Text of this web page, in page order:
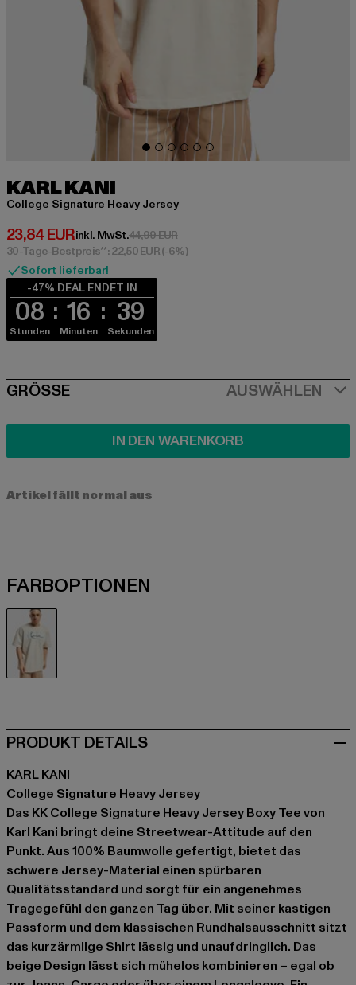
KARL KANI
College Signature Heavy Jersey
23,84 EUR
Derzeitiger Preis: 23,84 EUR
inkl. MwSt.44,99 EURAktionspreis: 44,99 EUR
30-Tage-Bestpreis**: 22,50 EUR(-6%)
Sofort lieferbar!
-47% DEAL ENDET IN
08
Stunden
16
Minuten
39
Sekunden
SIZE
GRÖSSE AUSWÄHLEN
IN DEN WARENKORB
Artikel fällt normal aus
FARBOPTIONEN
PRODUKT DETAILS
KARL KANI
College Signature Heavy Jersey
Das KK College Signature Heavy Jersey Boxy Tee von
Karl Kani bringt deine Streetwear-Attitude auf den
Punkt. Aus 100% Baumwolle gefertigt, bietet das
schwere Jersey-Material einen spürbaren
Qualitätsstandard und sorgt für ein angenehmes
Tragegefühl den ganzen Tag über. Mit seiner kastigen
Passform und dem klassischen Rundhalsausschnitt sitzt
das kurzärmlige Shirt lässig und unaufdringlich. Das
beige Design lässt sich mühelos kombinieren – egal ob